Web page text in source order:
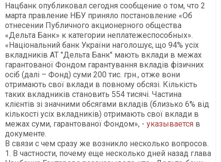
Нацбанк опубликовал сегодня сообщение о том, что 2
марта правление НБУ приняло постановление «Об
отнесении Публичного акционерного общества
«Дельта Банк» к категории неплатежеспособных».
«Національний банк України наголошує, що 94% усіх
вкладників АТ "Дельта Банк" мають вклади в межах
гарантованої Фондом гарантування вкладів фізичних
осіб (далі – Фонд) суми 200 тис. грн., отже вони
отримають свої вклади в повному обсязі. Кількість
таких вкладників становить 554 тисячі. Частина
клієнтів зі значними обсягами вкладів (близько 6% від
кількості усіх вкладників) отримають свої вклади в
межах суми, гарантованої Фондом», - указывается в
документе.
В связи с чем сразу же возникло несколько вопросов.
1. В частности, почему еще несколько дней назад глава